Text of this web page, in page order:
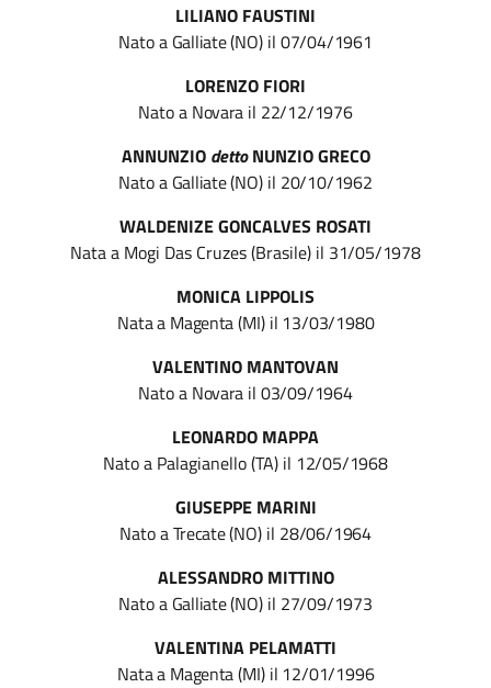
LILIANO FAUSTINI
NatoaGalliate(NO) il 07/04/1961
LORENZO FIORI
Natoa Novara il 22/12/1976
ANNUNZIO dettoNUNZIO GRECO
NatoaGalliate(NO) il 20/10/1962
WALDENIZE GONCALVES ROSATI
Nata a Mogi Das Cruzes (Brasile) il 31/05/1978
MONICA LIPPOLIS
Nataa Magenta(MI) il 13/03/1980
VALENTINO MANTOVAN
Natoa Novara il 03/09/1964
LEONARDO MAPPA
Nato a Palagianello (TA) il 12/05/1968
GIUSEPPE MARINI
NatoaTrecate(NO) il 28/06/1964
ALESSANDRO MITTINO
NatoaGalliate(NO) il 27/09/1973
VALENTINA PELAMATTI
Nataa Magenta(MI) il 12/01/1996